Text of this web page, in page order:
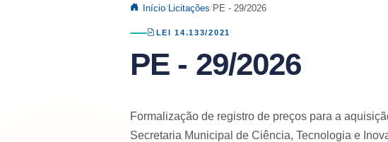
Início Licitações PE - 29/2026
LEI 14.133/2021
PE - 29/2026
Formalização de registro de preços para a
Secretaria Municipal de Ciência, Tecnologia e